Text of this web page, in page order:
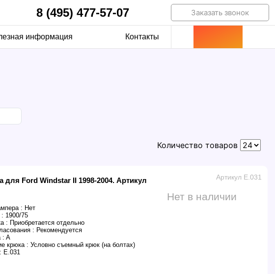
8 (495) 477-57-07 Заказать звонок
информация Контакты
Количество товаров
для Ford Windstar II 1998-2004. Артикул
: Нет
: 1900/75
: Приобретается отдельно
: Рекомендуется
: A
крюка : Условно съемный крюк (на болтах)
E.031
Артикул E.031
Нет в наличии